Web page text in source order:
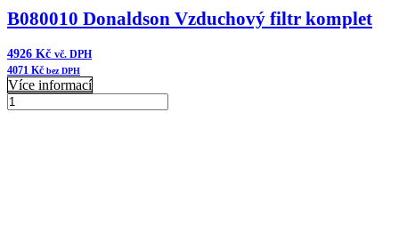
B080010 Donaldson Vzduchový filtr komplet
4926 Kč vč. DPH
4071 Kč bez DPH
Více informací
B080010